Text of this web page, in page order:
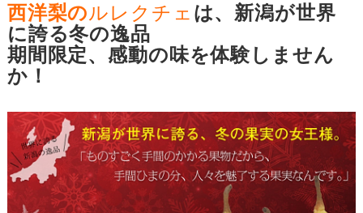
西洋梨のルレクチェ は、新潟が世界
に誇る冬の逸品
期間限定、感動の味を体験しません
か！